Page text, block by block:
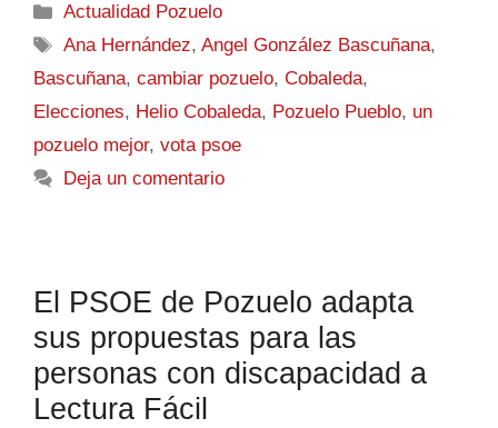
Actualidad Pozuelo
Ana Hernández,Angel González Bascuñana,
Bascuñana, cambiar pozuelo, Cobaleda,
Elecciones, Helio Cobaleda, Pozuelo Pueblo, un
pozuelo mejor, vota psoe
Deja un comentario
El PSOE de Pozuelo adapta
sus propuestas para las
personas con discapacidad a
Lectura Fácil